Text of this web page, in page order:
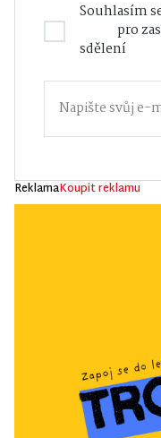
Souhlasím
pro
sdělení
ReklamaKoupit reklamu